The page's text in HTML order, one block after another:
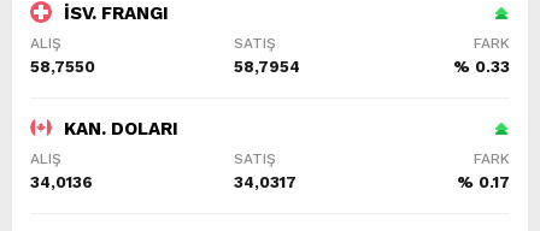
İSV. FRANGI
ALIŞ SATIŞ FARK
58,7550 58,7954 % 0.33
KAN. DOLARI
ALIŞ SATIŞ FARK
34,0136 34,0317 % 0.17